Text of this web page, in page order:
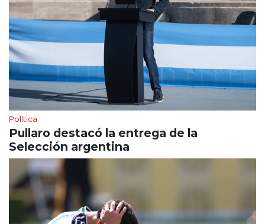
Política
Pullaro destacó la entrega de la
Selección argentina